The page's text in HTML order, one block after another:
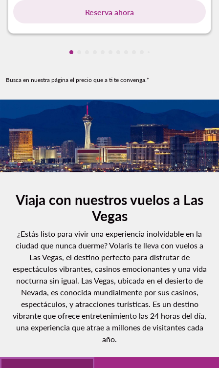
Reserva ahora
Mostrando cmp-pagination-showing-
Busca en nuestra página el precio que a ti te convenga.*
Viaja con nuestros vuelos a Las
Vegas
¿Estás listo para vivir una experiencia inolvidable en la
ciudad que nunca duerme? Volaris te lleva con vuelos a
Las Vegas, el destino perfecto para disfrutar de
espectáculos vibrantes, casinos emocionantes y una vida
nocturna sin igual. Las Vegas, ubicada en el desierto de
Nevada, es conocida mundialmente por sus casinos,
espectáculos, y atracciones turísticas. Es un destino
vibrante que ofrece entretenimiento las 24 horas del día,
una experiencia que atrae a millones de visitantes cada
año.